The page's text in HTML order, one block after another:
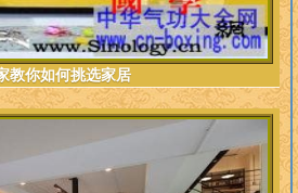
教你如何挑选家居